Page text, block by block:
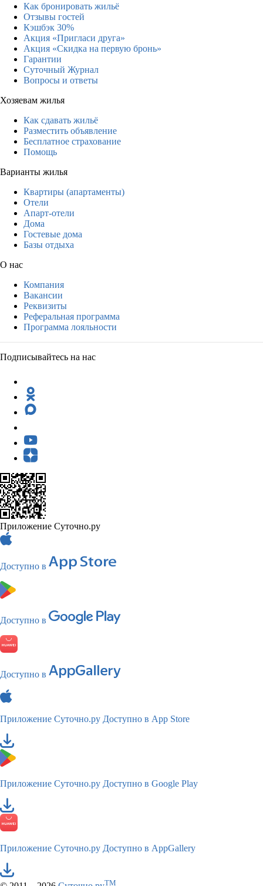
Как бронировать жильё
Отзывы гостей
Кэшбэк 30%
Акция «Пригласи друга»
Акция «Скидка на первую бронь»
Гарантии
Суточный Журнал
Вопросы и ответы
Хозяевам жилья
Как сдавать жильё
Разместить объявление
Бесплатное страхование
Помощь
Варианты жилья
Квартиры (апартаменты)
Отели
Апарт-отели
Дома
Гостевые дома
Базы отдыха
О нас
Компания
Вакансии
Реквизиты
Реферальная программа
Программа лояльности
Подписывайтесь на нас
Приложение Суточно.ру
Доступно в
Доступно в
Доступно в
Приложение Суточно.ру Доступно в App Store
Приложение Суточно.ру Доступно в Google Play
Приложение Суточно.ру Доступно в AppGallery
TM